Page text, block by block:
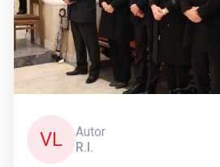
VL
Autor
R.I.